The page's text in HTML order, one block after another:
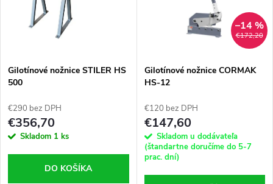
e
p
r
s
p
r
o
Gilotínové nožnice STILER HS
500
€290 bez DPH
€356,70
Skladom 1 ks
DO KOŠÍKA
€172,20
–14 %
Gilotínové nožnice CORMAK
HS-12
€120 bez DPH
€147,60
Skladom u dodávateľa
(štandartne doručíme do 5-7
prac. dní)